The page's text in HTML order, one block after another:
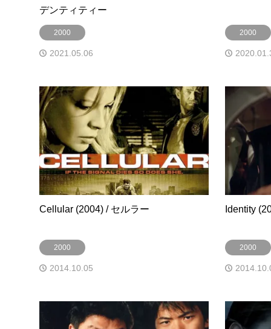
デンティティー
2000
2021.05.06
2000
Cellular (2004) / セルラー
2000
2014.10.05
Identity
2000